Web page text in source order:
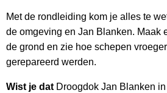
Met de rondleiding kom je alles te
de omgeving en Jan Blanken. Maak
de grond en zie hoe schepen
gerepareerd werden.
Wist je dat Droogdok Jan Blanken